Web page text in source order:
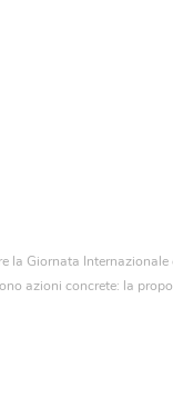
la Giornata Internazionale
azioni concrete: la